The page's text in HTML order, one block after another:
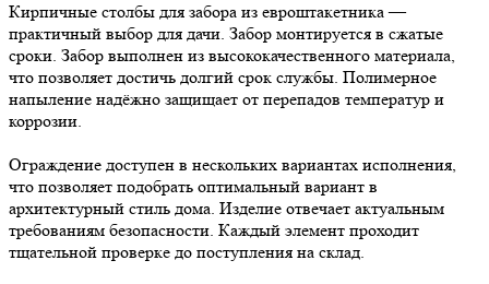
Кирпичные столбы для забора из евроштакетника —
практичный выбор для дачи. Забор монтируется в сжатые
сроки. Забор выполнен из высококачественного материала,
что позволяет достичь долгий срок службы. Полимерное
напыление надёжно защищает от перепадов температур и
коррозии.
Ограждение доступен в нескольких вариантах исполнения,
что позволяет подобрать оптимальный вариант в
архитектурный стиль дома. Изделие отвечает актуальным
требованиям безопасности. Каждый элемент проходит
тщательной проверке до поступления на склад.